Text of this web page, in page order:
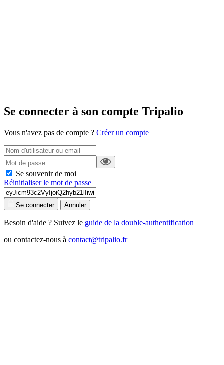
Se connecter à son compte Tripalio
Vous n'avez pas de compte ? Créer un compte
Se souvenir de moi
Réinitialiser le mot de passe
Se connecter Annuler
Besoin d'aide ? Suivez le guide de la double-authentification
ou contactez-nous à contact@tripalio.fr